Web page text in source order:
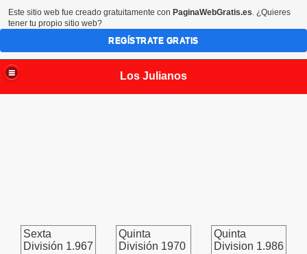
Los Julianos
Sexta
División 1.967
Quinta
División 1970
Quinta
Division 1.986
Este sitio web fue creado gratuitamente con PaginaWebGratis.es. ¿Quieres
tener tu propio sitio web?
REGÍSTRATE GRATIS